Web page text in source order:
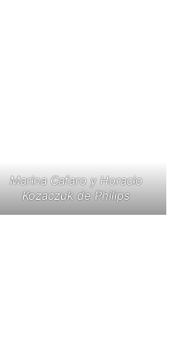
Marina Cafaro y Horacio
Kozaczuk de Philips